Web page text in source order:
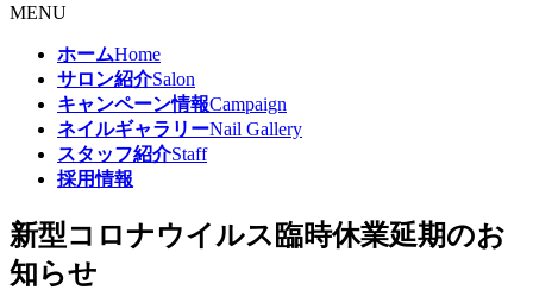
MENU
ホームHome
サロン紹介Salon
キャンペーン情報Campaign
ネイルギャラリーNail Gallery
スタッフ紹介Staff
採用情報
新型コロナウイルス臨時休業延期のお
知らせ